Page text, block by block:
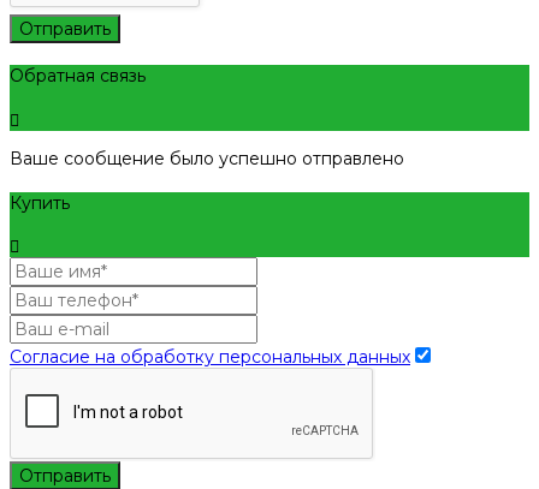
Отправить
Обратная связь
Ваше сообщение было успешно отправлено
Купить
Согласие на обработку персональных данных
Отправить